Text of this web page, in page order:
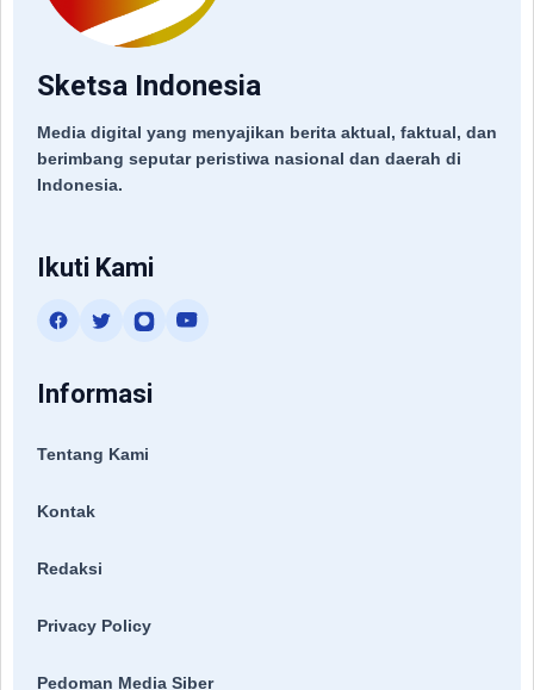
Sketsa Indonesia
Media digital yang menyajikan berita aktual, faktual, dan
berimbang seputar peristiwa nasional dan daerah di
Indonesia.
Ikuti Kami
Informasi
Tentang Kami
Kontak
Redaksi
Privacy Policy
Pedoman Media Siber